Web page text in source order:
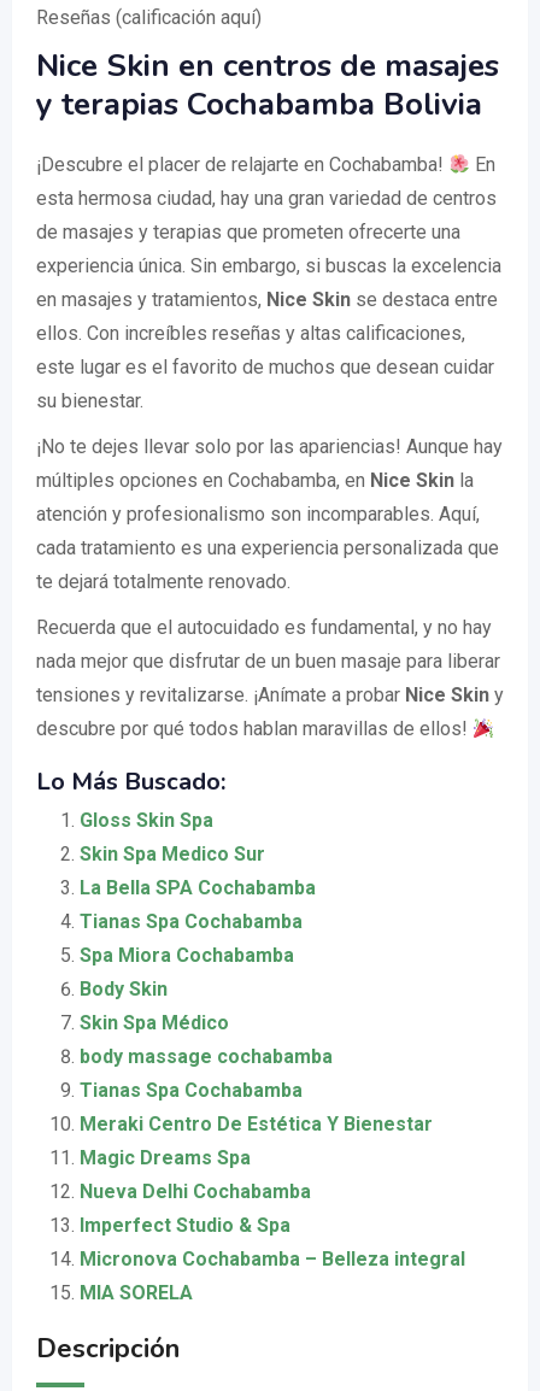
Reseñas (calificación aquí)
Nice Skin en centros de masajes
y terapias Cochabamba Bolivia
¡Descubre el placer de relajarte en Cochabamba!
En
esta hermosa ciudad, hay una gran variedad de centros
de masajes y terapias que prometen ofrecerte una
experiencia única. Sin embargo, si buscas la excelencia
en masajes y tratamientos, Nice Skin se destaca entre
ellos. Con increíbles reseñas y altas calificaciones,
este lugar es el favorito de muchos que desean cuidar
su bienestar.
¡No te dejes llevar solo por las apariencias! Aunque hay
múltiples opciones en Cochabamba, en Nice Skin la
atención y profesionalismo son incomparables. Aquí,
cada tratamiento es una experiencia personalizada que
te dejará totalmente renovado.
Recuerda que el autocuidado es fundamental, y no hay
nada mejor que disfrutar de un buen masaje para liberar
tensiones y revitalizarse. ¡Anímate a probar Nice Skin y
descubre por qué todos hablan maravillas de ellos!
Lo Más Buscado:
Gloss Skin Spa
Skin Spa Medico Sur
La Bella SPA Cochabamba
Tianas Spa Cochabamba
Spa Miora Cochabamba
Body Skin
Skin Spa Médico
body massage cochabamba
Tianas Spa Cochabamba
Meraki Centro De Estética Y Bienestar
Magic Dreams Spa
Nueva Delhi Cochabamba
Imperfect Studio & Spa
Micronova Cochabamba – Belleza integral
MIA SORELA
Descripción